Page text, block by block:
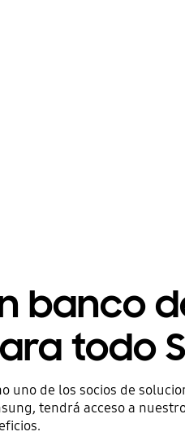
banco
todo
uno de los socios de
tendrá acceso a